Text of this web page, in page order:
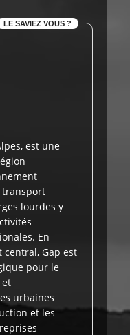
LE SAVIEZ VOUS ?
est une
transport
lourdes y
En
central, Gap est
pour le
urbaines
et les